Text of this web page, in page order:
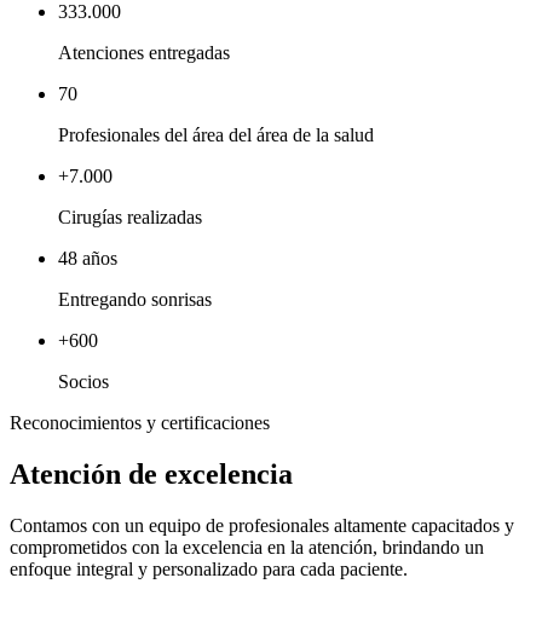
333.000
Atenciones entregadas
70
Profesionales del área del área de la salud
+7.000
Cirugías realizadas
48 años
Entregando sonrisas
+600
Socios
Reconocimientos y certificaciones
Atención de excelencia
Contamos con un equipo de profesionales altamente capacitados y
comprometidos con la excelencia en la atención, brindando un
enfoque integral y personalizado para cada paciente.